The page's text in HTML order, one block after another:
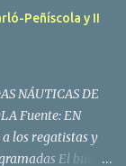
Peñíscola y II
NÁUTICAS DE
Fuente: EN
los regatistas y
El buen